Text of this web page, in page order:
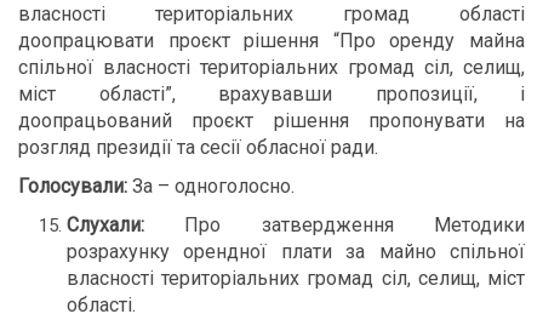
власності територіальних громад області
доопрацювати проєкт рішення “Про оренду майна
спільної власності територіальних громад сіл, селищ,
міст області”, врахувавши пропозиції, і
доопрацьований проєкт рішення пропонувати на
розгляд президії та сесії обласної ради.
Голосували: За – одноголосно.
Слухали: Про затвердження Методики
розрахунку орендної плати за майно спільної
власності територіальних громад сіл, селищ, міст
області.